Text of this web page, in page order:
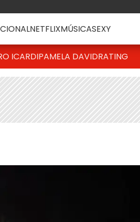
NETFLIXMÚSICASEXY
ICARDIPAMELA DAVIDRATING